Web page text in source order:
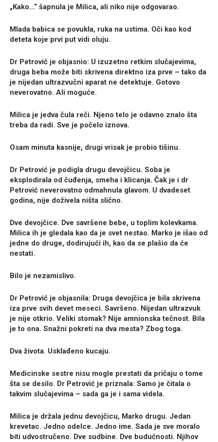
„Kako…“ šapnula je Milica, ali niko nije odgovarao.
Mlada babica se povukla, ruka na ustima. Oči kao kod
deteta koje prvi put vidi oluju.
Dr Petrović je objasnio: U izuzetno retkim slučajevima,
druga beba može biti skrivena direktno iza prve – tako da
je nijedan ultrazvučni aparat ne detektuje. Gotovo
neverovatno. Ali moguće.
Milica je jedva čula reči. Njeno telo je odavno znalo šta
treba da radi. Sve je počelo iznova.
Osam minuta kasnije, drugi vrisak je probio tišinu.
Dr Petrović je podigla drugu devojčicu. Soba je
eksplodirala od čuđenja, smeha i klicanja. Čak je i dr
Petrović neverovatno odmahnula glavom. U dvadeset
godina, nije doživela ništa slično.
Dve devojčice. Dve savršene bebe, u toplim kolevkama.
Milica ih je gledala kao da je svet nestao. Marko je išao od
jedne do druge, dodirujući ih, kao da se plašio da će
nestati.
Bilo je nezamislivo.
Dr Petrović je objasnila: Druga devojčica je bila skrivena
iza prve svih devet meseci. Savršeno. Nijedan ultrazvuk
je nije otkrio. Veliki stomak? Nije amnionska tečnost. Bila
je to ona. Snažni pokreti na dva mesta? Zbog toga.
Dva života. Usklađeno kucaju.
Medicinske sestre nisu mogle prestati da pričaju o tome
šta se desilo. Dr Petrović je priznala: Samo je čitala o
takvim slučajevima – sada ga je i sama videla.
Milica je držala jednu devojčicu, Marko drugu. Jedan
krevetac. Jedno odelce. Jedno ime. Sada je sve moralo
biti udvostručeno. Dve sudbine. Dve budućnosti. Njihov